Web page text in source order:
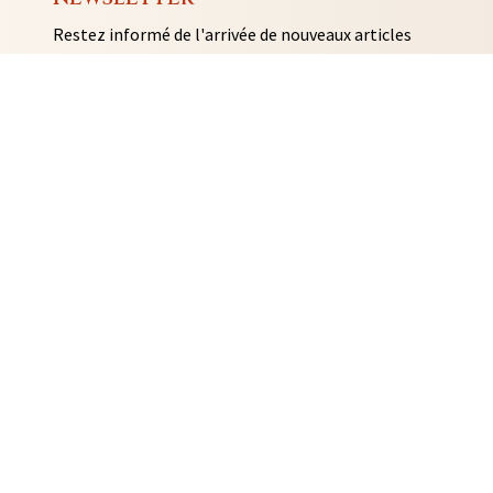
Restez informé de l'arrivée de nouveaux articles